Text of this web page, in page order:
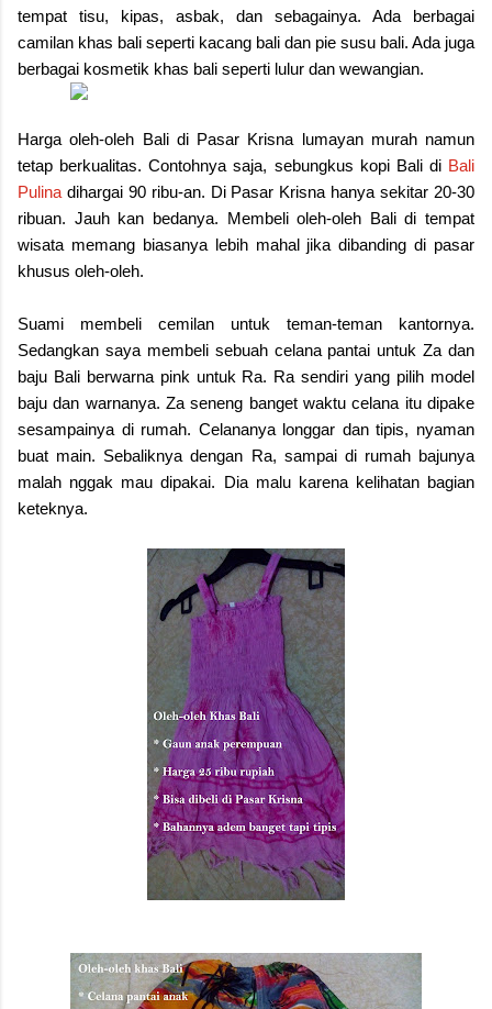
tempat tisu, kipas, asbak, dan sebagainya. Ada berbagai
camilan khas bali seperti kacang bali dan pie susu bali. Ada juga
berbagai kosmetik khas bali seperti lulur dan wewangian.
Harga oleh-oleh Bali di Pasar Krisna lumayan murah namun
tetap berkualitas. Contohnya saja, sebungkus kopi Bali di Bali
Pulina dihargai 90 ribu-an. Di Pasar Krisna hanya sekitar 20-30
ribuan. Jauh kan bedanya. Membeli oleh-oleh Bali di tempat
wisata memang biasanya lebih mahal jika dibanding di pasar
khusus oleh-oleh.
Suami membeli cemilan untuk teman-teman kantornya.
Sedangkan saya membeli sebuah celana pantai untuk Za dan
baju Bali berwarna pink untuk Ra. Ra sendiri yang pilih model
baju dan warnanya. Za seneng banget waktu celana itu dipake
sesampainya di rumah. Celananya longgar dan tipis, nyaman
buat main. Sebaliknya dengan Ra, sampai di rumah bajunya
malah nggak mau dipakai. Dia malu karena kelihatan bagian
keteknya.